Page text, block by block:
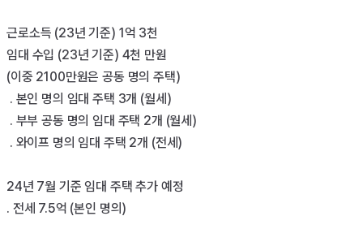
근로소득 (23년 기준) 1억 3천
임대 수입 (23년 기준) 4천 만원
(이중 2100만원은 공동 명의 주택)
24년 7월 기준 임대 주택 추가 예정
. 전세 7.5억 (본인 명의)